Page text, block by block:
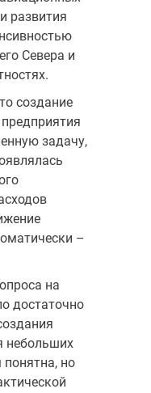
развития
Севера и
создание
задачу,
–
на
достаточно
небольших
но